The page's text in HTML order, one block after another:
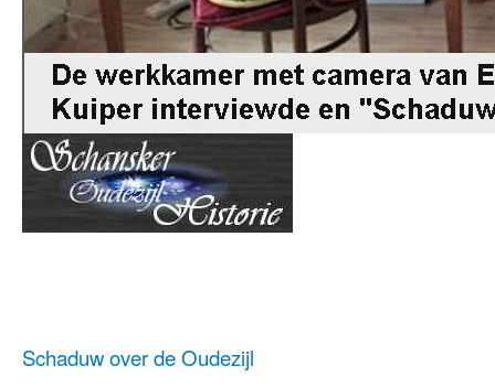
Schaduw over de Oudezijl